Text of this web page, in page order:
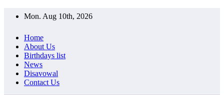
Mon. Aug 10th, 2026
Home
About Us
Birthdays list
News
Disavowal
Contact Us